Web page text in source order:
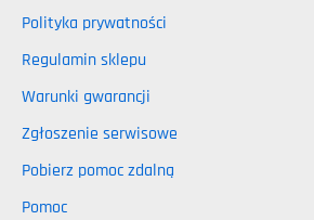
Polityka prywatności
Regulamin sklepu
Warunki gwarancji
Zgłoszenie serwisowe
Pobierz pomoc zdalną
Pomoc